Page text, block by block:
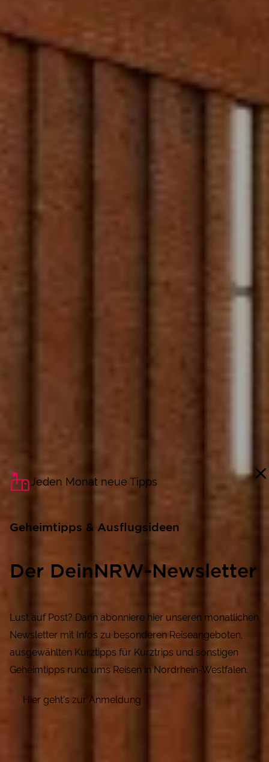
Jeden Monat neue Tipps
Geheimtipps & Ausflugsideen
Der DeinNRW-Newsletter
Lust auf Post? Dann abonniere hier unseren monatlichen
Newsletter mit Infos zu besonderen Reiseangeboten,
ausgewählten Kurztipps für Kurztrips und sonstigen
Geheimtipps rund ums Reisen in Nordrhein-Westfalen.
Hier geht's zur Anmeldung